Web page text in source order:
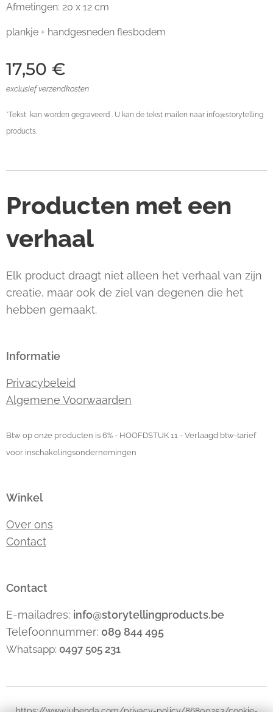
Afmetingen: 20 x 12 cm
plankje + handgesneden flesbodem
17,50 €
exclusief verzendkosten
*Tekst kan worden gegraveerd . U kan de tekst mailen naar info@storytelling
products.
Producten met een
verhaal
Elk product draagt niet alleen het verhaal van zijn
creatie, maar ook de ziel van degenen die het
hebben gemaakt.
Informatie
Privacybeleid
Algemene Voorwaarden
Btw op onze producten is 6% - HOOFDSTUK 11 - Verlaagd btw-tarief
voor inschakelingsondernemingen
Winkel
Over ons
Contact
Contact
E-mailadres: info@storytellingproducts.be
Telefoonnummer: 089 844 495
Whatsapp: 0497 505 231